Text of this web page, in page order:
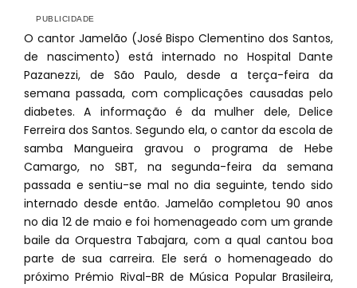
O cantor Jamelão (José Bispo Clementino dos Santos,
de nascimento) está internado no Hospital Dante
Pazanezzi, de São Paulo, desde a terça-feira da
semana passada, com complicações causadas pelo
diabetes. A informação é da mulher dele, Delice
Ferreira dos Santos. Segundo ela, o cantor da escola de
samba Mangueira gravou o programa de Hebe
Camargo, no SBT, na segunda-feira da semana
passada e sentiu-se mal no dia seguinte, tendo sido
internado desde então. Jamelão completou 90 anos
no dia 12 de maio e foi homenageado com um grande
baile da Orquestra Tabajara, com a qual cantou boa
parte de sua carreira. Ele será o homenageado do
próximo Prémio Rival-BR de Música Popular Brasileira,